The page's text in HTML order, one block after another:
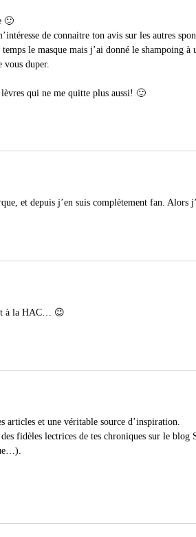
🙂
de connaitre ton avis sur les autres
le masque mais j’ai donné le shampoing à
vous duper.
qui ne me quitte plus aussi! 🙂
et depuis j’en suis complètement fan.
à la HAC… 😉
articles et une véritable source d’inspiration.
fidèles lectrices de tes chroniques sur le blog